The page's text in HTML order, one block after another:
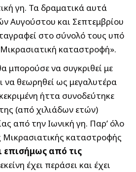
γη. Τα δραματικά αυτά
Αυγούστου και Σεπτεμβρίου
στο σύνολό τους υπό
καταστροφή».
μπορούσε να συγκριθεί με
να θεωρηθεί ως μεγαλυτέρα
ήττα συνοδεύτηκε
(από χιλιάδων ετών)
από την Ιωνική γη. Παρ’ όλο
Μικρασιατικής καταστροφής
επισήμως από τις
έχει περάσει και έχει